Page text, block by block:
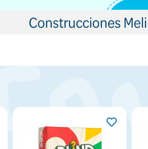
Construcciones Meli